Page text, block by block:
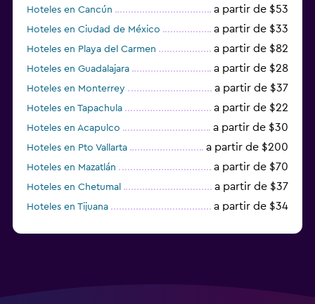
Hoteles en Cancún a partir de $53
Hoteles en Ciudad de México a partir de $33
Hoteles en Playa del Carmen a partir de $82
Hoteles en Guadalajara a partir de $28
Hoteles en Monterrey a partir de $37
Hoteles en Tapachula a partir de $22
Hoteles en Acapulco a partir de $30
Hoteles en Pto Vallarta a partir de $200
Hoteles en Mazatlán a partir de $70
Hoteles en Chetumal a partir de $37
Hoteles en Tijuana a partir de $34